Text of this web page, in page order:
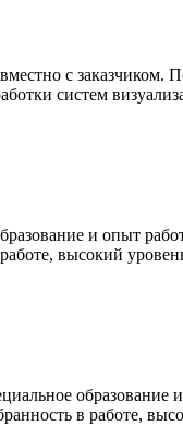
с заказчиком.
систем
и опыт
высокий
образование
в работе,